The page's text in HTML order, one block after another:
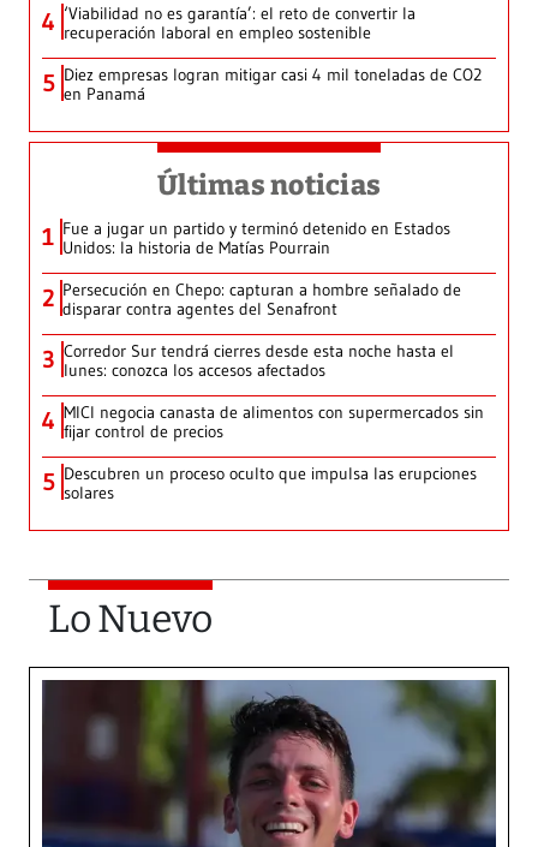
4 ‘Viabilidad no es garantía’: el reto de convertir la
recuperación laboral en empleo sostenible
5 Diez empresas logran mitigar casi 4 mil toneladas de CO2
en Panamá
Últimas noticias
1 Fue a jugar un partido y terminó detenido en Estados
Unidos: la historia de Matías Pourrain
2 Persecución en Chepo: capturan a hombre señalado de
disparar contra agentes del Senafront
3 Corredor Sur tendrá cierres desde esta noche hasta el
lunes: conozca los accesos afectados
4 MICI negocia canasta de alimentos con supermercados sin
fijar control de precios
5 Descubren un proceso oculto que impulsa las erupciones
solares
Lo Nuevo